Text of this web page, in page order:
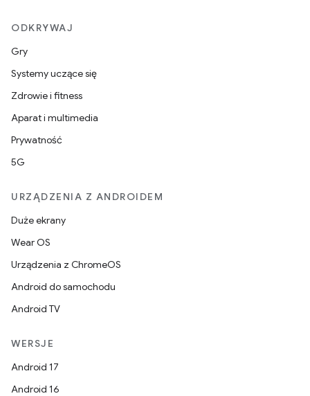
ODKRYWAJ
Gry
Systemy uczące się
Zdrowie i fitness
Aparat i multimedia
Prywatność
5G
URZĄDZENIA Z ANDROIDEM
Duże ekrany
Wear OS
Urządzenia z ChromeOS
Android do samochodu
Android TV
WERSJE
Android 17
Android 16